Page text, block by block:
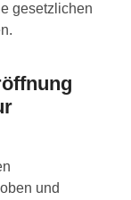
gesetzlichen
und